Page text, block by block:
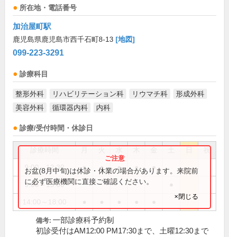
所在地・電話番号
加治屋町駅
鹿児島県鹿児島市西千石町8-13 [地図]
099-223-3291
診療科目
整形外科 リハビリテーション科 リウマチ科
形成外科
美容外科
循環器内科 内科
診療/受付時間・休診日
祝
9:00～12:30 ● ● ● ● ●
9:00～13:00
お盆(8月中旬)は休診・休業の場合があります。来院前
に必ず医療機関に直接ご確認ください。
×閉じる
備考: 一部診療科予約制
初診受付はAM12:00 PM17:30まで、土曜12:30まで